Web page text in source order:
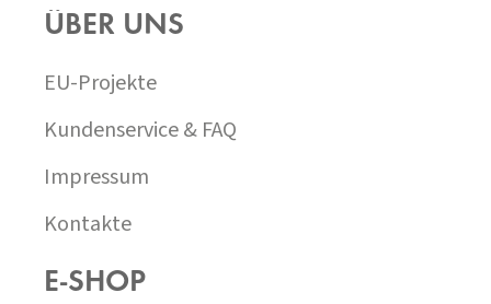
ÜBER UNS
EU-Projekte
Kundenservice & FAQ
Impressum
Kontakte
E-SHOP